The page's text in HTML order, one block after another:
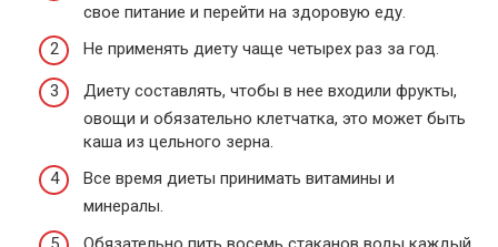
свое питание и перейти на здоровую еду.
Не применять диету чаще четырех раз за год.
Диету составлять, чтобы в нее входили фрукты,
овощи и обязательно клетчатка, это может быть
каша из цельного зерна.
Все время диеты принимать витамины и
минералы.